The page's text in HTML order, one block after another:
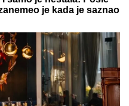
Divac pokazala rodni
u Americi se baškari
PRIVUKLA PAŽNJU
je predstavila kao
Asmina Durdžića, a